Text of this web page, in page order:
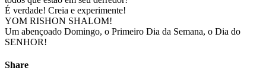
É verdade! Creia e experimente!
YOM RISHON SHALOM!
Um abençoado Domingo, o Primeiro Dia da Semana, o Dia do
SENHOR!
Share